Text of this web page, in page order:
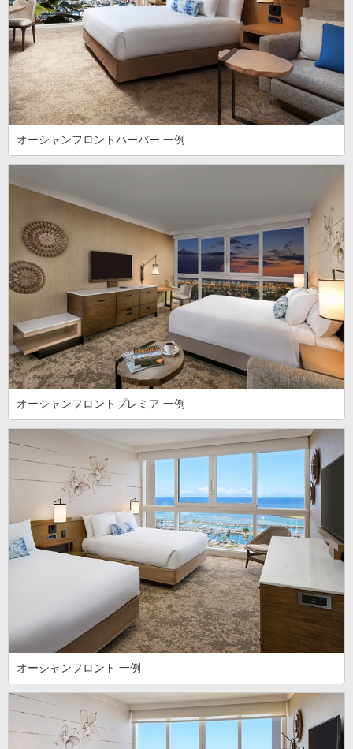
オーシャンフロントハーバー 一例
オーシャンフロントプレミア 一例
オーシャンフロント 一例